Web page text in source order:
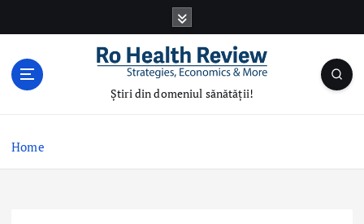
Știri din domeniul sănătății!
Home